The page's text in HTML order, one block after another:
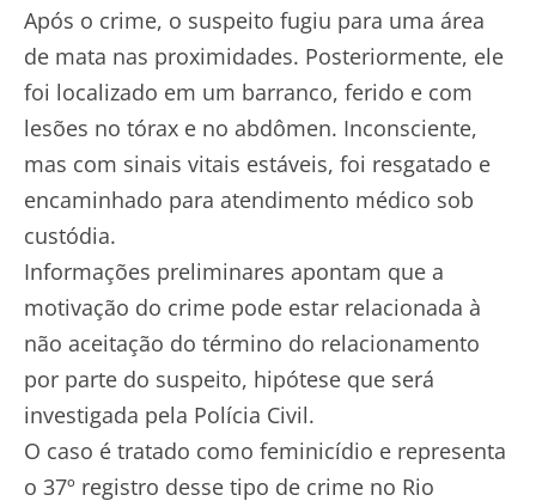
Após o crime, o suspeito fugiu para uma área
de mata nas proximidades. Posteriormente, ele
foi localizado em um barranco, ferido e com
lesões no tórax e no abdômen. Inconsciente,
mas com sinais vitais estáveis, foi resgatado e
encaminhado para atendimento médico sob
custódia.
Informações preliminares apontam que a
motivação do crime pode estar relacionada à
não aceitação do término do relacionamento
por parte do suspeito, hipótese que será
investigada pela Polícia Civil.
O caso é tratado como feminicídio e representa
o 37º registro desse tipo de crime no Rio